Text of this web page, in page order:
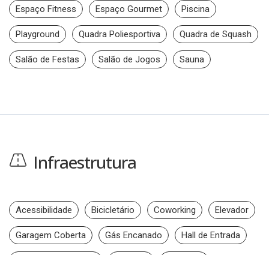
Espaço Fitness Espaço Gourmet Piscina
Playground Quadra Poliesportiva Quadra de Squash
Salão de Festas Salão de Jogos Sauna
Infraestrutura
Acessibilidade Bicicletário Coworking Elevador
Garagem Coberta Gás Encanado Hall de Entrada